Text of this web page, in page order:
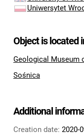
Uniwersytet
Object is located
Geological Museum
Sośnica
Additional
Creation date: 2020-